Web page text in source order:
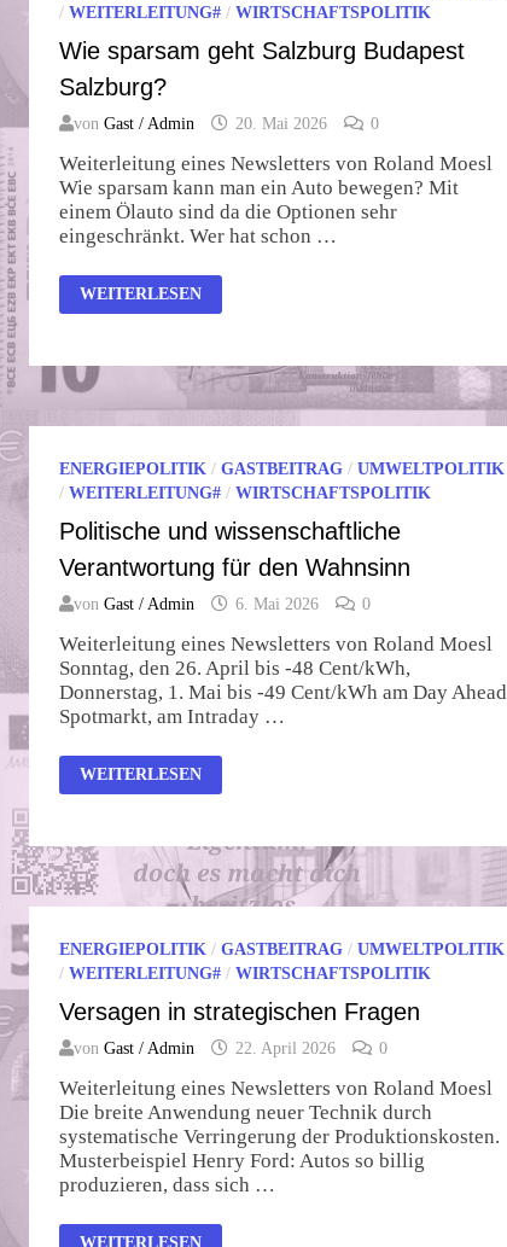
/ WEITERLEITUNG#/ WIRTSCHAFTSPOLITIK
Wie sparsam geht Salzburg Budapest
Salzburg?
von Gast / Admin 20. Mai 2026 0
Weiterleitung eines Newsletters von Roland Moesl
Wie sparsam kann man ein Auto bewegen? Mit
einem Ölauto sind da die Optionen sehr
eingeschränkt. Wer hat schon …
WIE
SPARSAM
SALZBURG?
WEITERLESEN
ENERGIEPOLITIK/ GASTBEITRAG/ UMWELTPOLITIK
/ WEITERLEITUNG#/ WIRTSCHAFTSPOLITIK
Politische und wissenschaftliche
Verantwortung für den Wahnsinn
von Gast / Admin 6. Mai 2026 0
Weiterleitung eines Newsletters von Roland Moesl
Sonntag, den 26. April bis -48 Cent/kWh,
Donnerstag, 1. Mai bis -49 Cent/kWh am Day Ahead
Spotmarkt, am Intraday …
POLITISCHE
UND
DEN
WAHNSINN
WEITERLESEN
ENERGIEPOLITIK/ GASTBEITRAG/ UMWELTPOLITIK
/ WEITERLEITUNG#/ WIRTSCHAFTSPOLITIK
Versagen in strategischen Fragen
von Gast / Admin 22. April 2026 0
Weiterleitung eines Newsletters von Roland Moesl
Die breite Anwendung neuer Technik durch
systematische Verringerung der Produktionskosten.
Musterbeispiel Henry Ford: Autos so billig
produzieren, dass sich …
VERSAGEN
WEITERLESEN